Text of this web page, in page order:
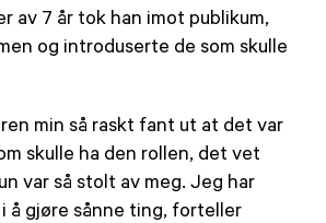
av 7 år tok han imot publikum,
og introduserte de som skulle
min så raskt fant ut at det var
skulle ha den rollen, det vet
var så stolt av meg. Jeg har
å gjøre sånne ting, forteller